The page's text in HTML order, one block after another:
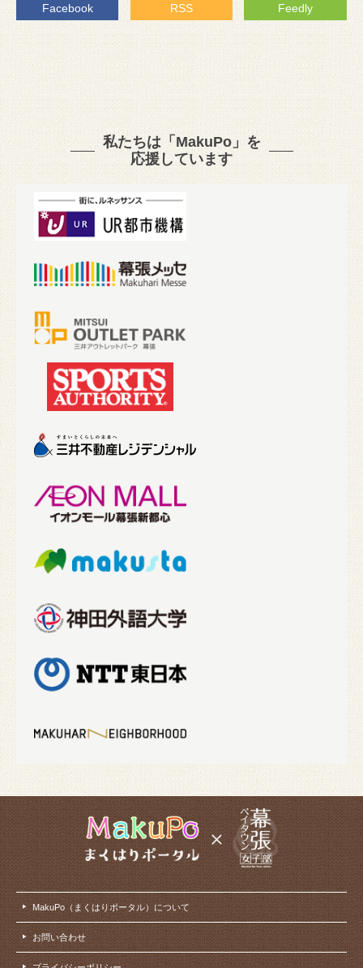
Facebook RSS Feedly
私たちは「MakuPo」を
応援しています
MakuPo（まくはりポータル）について
お問い合わせ